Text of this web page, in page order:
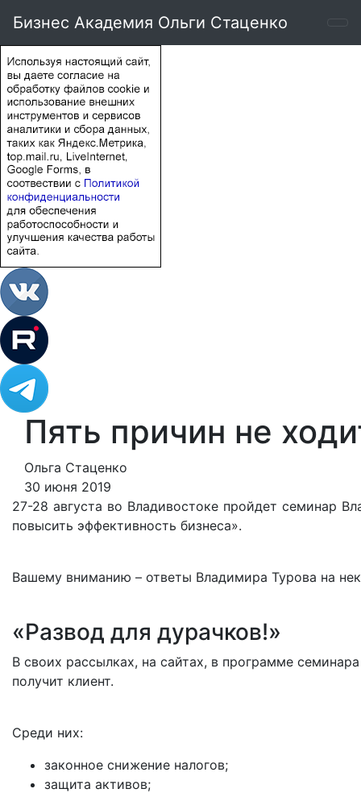
Бизнес Академия Ольги Стаценко
Пять причин не
Ольга Стаценко
30 июня 2019
27-28 августа во Владивостоке пройдет семинар
повысить эффективность бизнеса».
Вашему вниманию – ответы Владимира Турова на
«Развод для дурачков!»
В своих рассылках, на сайтах, в программе
получит клиент.
Среди них:
законное снижение налогов;
защита активов;